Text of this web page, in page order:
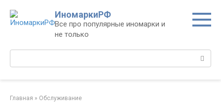
контенту
ИномаркиРФ
Все про популярные иномарки и
не только
Поиск:
Главная » Обслуживание